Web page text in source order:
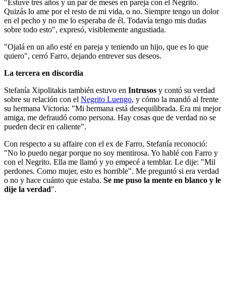
"Estuve tres años y un par de meses en pareja con el Negrito.
Quizás lo ame por el resto de mi vida, o no. Siempre tengo un dolor
en el pecho y no me lo esperaba de él. Todavía tengo mis dudas
sobre todo esto", expresó, visiblemente angustiada.
"Ojalá en un año esté en pareja y teniendo un hijo, que es lo que
quiero", cerró Farro, dejando entrever sus deseos.
La tercera en discordia
Stefanía Xipolitakis también estuvo en Intrusos y contó su verdad
sobre su relación con el Negrito Luengo, y cómo la mandó al frente
su hermana Victoria: "Mi hermana está desequilibrada. Era mi mejor
amiga, me defraudó como persona. Hay cosas que de verdad no se
pueden decir en caliente".
Con respecto a su affaire con el ex de Farro, Stefanía reconoció:
"No lo puedo negar porque no soy mentirosa. Yo hablé con Farro y
con el Negrito. Ella me llamó y yo empecé a temblar. Le dije: "Mil
perdones. Como mujer, esto es horrible". Me preguntó si era verdad
o no y hace cuánto que estaba. Se me puso la mente en blanco y le
dije la verdad".